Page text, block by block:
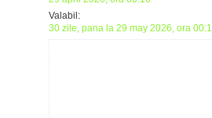
Valabil:
30 zile, pana la 29 may 2026, ora